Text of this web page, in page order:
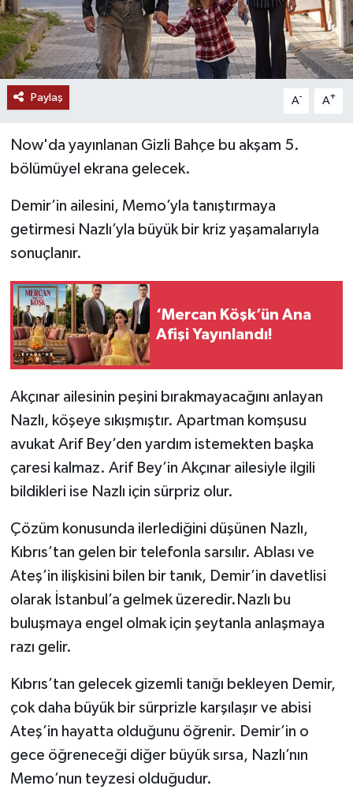
Paylaş A- A+
Now'da yayınlanan Gizli Bahçe bu akşam 5.
bölümüyel ekrana gelecek.
Demir’in ailesini, Memo’yla tanıştırmaya
getirmesi Nazlı’yla büyük bir kriz yaşamalarıyla
sonuçlanır.
‘Mercan Köşk’ün Ana
Afişi Yayınlandı!
Akçınar ailesinin peşini bırakmayacağını anlayan
Nazlı, köşeye sıkışmıştır. Apartman komşusu
avukat Arif Bey’den yardım istemekten başka
çaresi kalmaz. Arif Bey’in Akçınar ailesiyle ilgili
bildikleri ise Nazlı için sürpriz olur.
Çözüm konusunda ilerlediğini düşünen Nazlı,
Kıbrıs’tan gelen bir telefonla sarsılır. Ablası ve
Ateş’in ilişkisini bilen bir tanık, Demir’in davetlisi
olarak İstanbul’a gelmek üzeredir.Nazlı bu
buluşmaya engel olmak için şeytanla anlaşmaya
razı gelir.
Kıbrıs’tan gelecek gizemli tanığı bekleyen Demir,
çok daha büyük bir sürprizle karşılaşır ve abisi
Ateş’in hayatta olduğunu öğrenir. Demir’in o
gece öğreneceği diğer büyük sırsa, Nazlı’nın
Memo’nun teyzesi olduğudur.